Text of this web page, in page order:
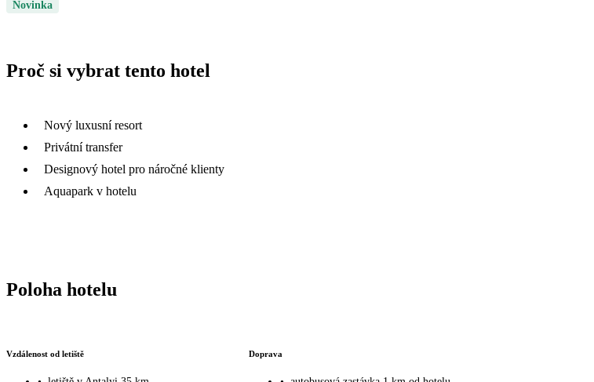
Novinka
Proč si vybrat tento hotel
Nový luxusní resort
Privátní transfer
Designový hotel pro náročné klienty
Aquapark v hotelu
Poloha hotelu
Vzdálenost od letiště Doprava